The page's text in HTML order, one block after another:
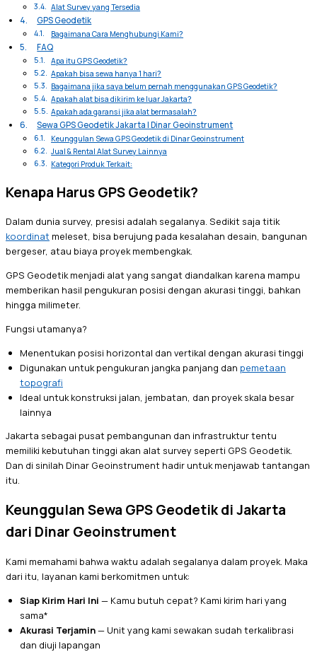
Alat Survey yang Tersedia
GPS Geodetik
Bagaimana Cara Menghubungi Kami?
FAQ
Apa itu GPS Geodetik?
Apakah bisa sewa hanya 1 hari?
Bagaimana jika saya belum pernah menggunakan GPS Geodetik?
Apakah alat bisa dikirim ke luar Jakarta?
Apakah ada garansi jika alat bermasalah?
Sewa GPS Geodetik Jakarta | Dinar Geoinstrument
Keunggulan Sewa GPS Geodetik di Dinar Geoinstrument
Jual & Rental Alat Survey Lainnya
Kategori Produk Terkait:
Kenapa Harus GPS Geodetik?
Dalam dunia survey, presisi adalah segalanya. Sedikit saja titik
koordinat meleset, bisa berujung pada kesalahan desain, bangunan
bergeser, atau biaya proyek membengkak.
GPS Geodetik menjadi alat yang sangat diandalkan karena mampu
memberikan hasil pengukuran posisi dengan akurasi tinggi, bahkan
hingga milimeter.
Fungsi utamanya?
Menentukan posisi horizontal dan vertikal dengan akurasi tinggi
Digunakan untuk pengukuran jangka panjang dan pemetaan
topografi
Ideal untuk konstruksi jalan, jembatan, dan proyek skala besar
lainnya
Jakarta sebagai pusat pembangunan dan infrastruktur tentu
memiliki kebutuhan tinggi akan alat survey seperti GPS Geodetik.
Dan di sinilah Dinar Geoinstrument hadir untuk menjawab tantangan
itu.
Keunggulan Sewa GPS Geodetik di Jakarta
dari Dinar Geoinstrument
Kami memahami bahwa waktu adalah segalanya dalam proyek. Maka
dari itu, layanan kami berkomitmen untuk:
Siap Kirim Hari Ini — Kamu butuh cepat? Kami kirim hari yang
sama*
Akurasi Terjamin— Unit yang kami sewakan sudah terkalibrasi
dan diuji lapangan